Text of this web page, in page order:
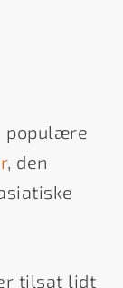
populære
, den
tilsat lidt